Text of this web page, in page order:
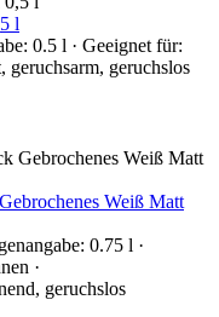
l
0.5 l · Geeignet für:
geruchsarm, geruchslos
Weiß Matt
0.75 l ·
·
geruchslos